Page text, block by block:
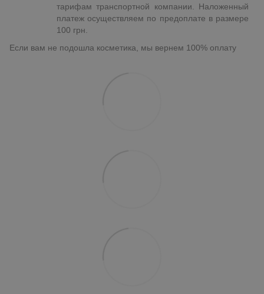
тарифам транспортной компании. Наложенный
платеж осуществляем по предоплате в размере
100 грн.
Если вам не подошла косметика, мы вернем 100% оплату